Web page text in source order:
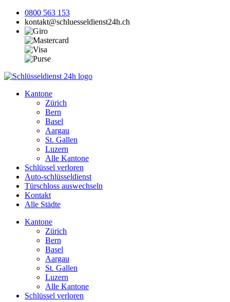
0800 563 153
kontakt@schluesseldienst24h.ch
Kantone
Zürich
Bern
Basel
Aargau
St. Gallen
Luzern
Alle Kantone
Schlüssel verloren
Auto-schlüsseldienst
Türschloss auswechseln
Kontakt
Alle Städte
Kantone
Zürich
Bern
Basel
Aargau
St. Gallen
Luzern
Alle Kantone
Schlüssel verloren